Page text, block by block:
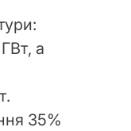
а
35%